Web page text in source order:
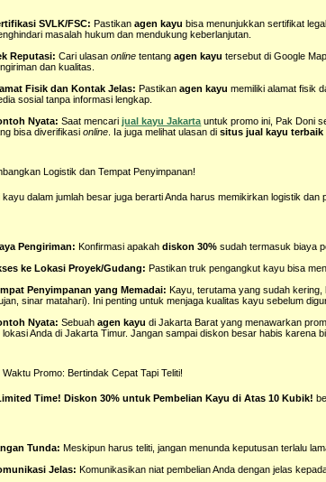
SVLK/FSC: Pastikanagen kayu bisa menunjukkan sertifikat
masalah hukum dan mendukung keberlanjutan.
Reputasi: Cari ulasanonline tentangagen kayu tersebut di Google
dan kualitas.
Fisik dan Kontak Jelas: Pastikanagen kayu memiliki alamat fisik
sosial tanpa informasi lengkap.
Nyata: Saat mencarijual kayu Jakarta untuk promo ini, Pak Doni
bisa diverifikasionline . Ia juga melihat ulasan disitus jual kayu terbaik
Logistik dan Tempat Penyimpanan!
kayu dalam jumlah besar juga berarti Anda harus memikirkan logistik dan
Pengiriman: Konfirmasi apakahdiskon 30% sudah termasuk biaya
ke Lokasi Proyek/Gudang: Pastikan truk pengangkut kayu bisa
Penyimpanan yang Memadai: Kayu, terutama yang sudah
sinar matahari). Ini penting untuk menjaga kualitas kayu sebelum
Nyata: Sebuahagen kayu di Jakarta Barat yang menawarkan
lokasi Anda di Jakarta Timur. Jangan sampai diskon besar habis karena
Waktu Promo: Bertindak Cepat Tapi Teliti!
Time! Diskon 30% untuk Pembelian Kayu di Atas 10 Kubik!
Tunda: Meskipun harus teliti, jangan menunda keputusan terlalu
Jelas: Komunikasikan niat pembelian Anda dengan jelas